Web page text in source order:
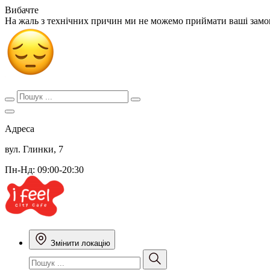
Вибачте
На жаль з технічних причин ми не можемо приймати ваші
Адреса
вул. Глинки, 7
Пн-Нд: 09:00-20:30
Змінити локацію